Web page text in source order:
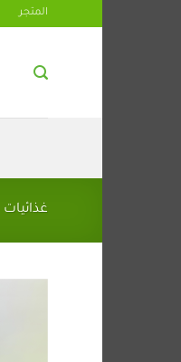
المتجر
غذائيات